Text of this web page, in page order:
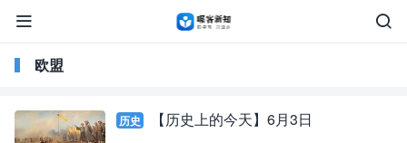


欧盟
历史 【历史上的今天】6月3日